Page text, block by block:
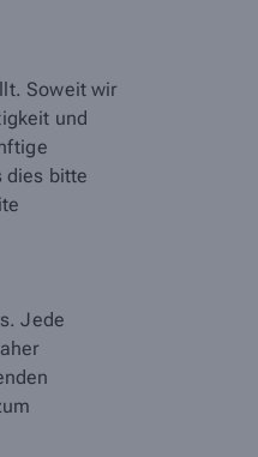
Soweit wir
und
dies bitte
Jede